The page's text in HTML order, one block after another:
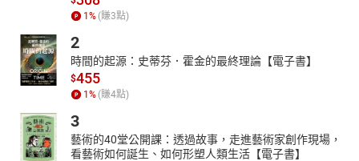
1% (賺3點)
2
時間的起源：史蒂芬．霍金的最終理論【電子書】
$455
1% (賺4點)
3
藝術的40堂公開課：透過故事，走進藝術家創作現場，
看藝術如何誕生、如何形塑人類生活【電子書】